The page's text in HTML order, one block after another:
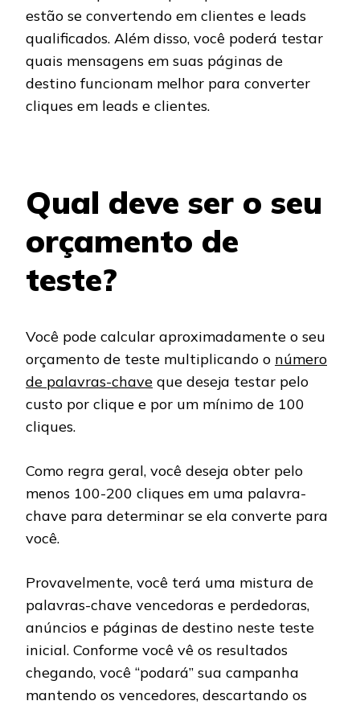
estão se convertendo em clientes e leads
qualificados. Além disso, você poderá testar
quais mensagens em suas páginas de
destino funcionam melhor para converter
cliques em leads e clientes.
Qual deve ser o seu
orçamento de
teste?
Você pode calcular aproximadamente o seu
orçamento de teste multiplicando o número
de palavras-chave que deseja testar pelo
custo por clique e por um mínimo de 100
cliques.
Como regra geral, você deseja obter pelo
menos 100-200 cliques em uma palavra-
chave para determinar se ela converte para
você.
Provavelmente, você terá uma mistura de
palavras-chave vencedoras e perdedoras,
anúncios e páginas de destino neste teste
inicial. Conforme você vê os resultados
chegando, você “podará” sua campanha
mantendo os vencedores, descartando os